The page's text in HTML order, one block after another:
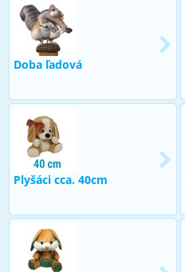
Doba ľadová
Plyšáci cca. 40cm